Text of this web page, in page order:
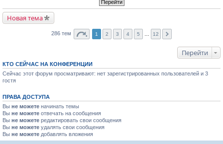
Новая тема
286 тем 1 2 3 4 5 12
Перейти
КТО СЕЙЧАС НА КОНФЕРЕНЦИИ
Сейчас этот форум просматривают: нет зарегистрированных пользователей и 3
гостя
ПРАВА ДОСТУПА
Вы не можете начинать темы
Вы не можете отвечать на сообщения
Вы не можете редактировать свои сообщения
Вы не можете удалять свои сообщения
Вы не можете добавлять вложения